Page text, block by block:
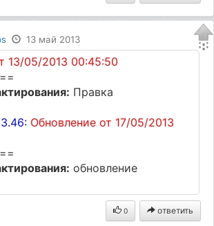
13 май 2013
13/05/2013 00:45:50
Правка
Обновление от 17/05/2013
обновление
0 ответить